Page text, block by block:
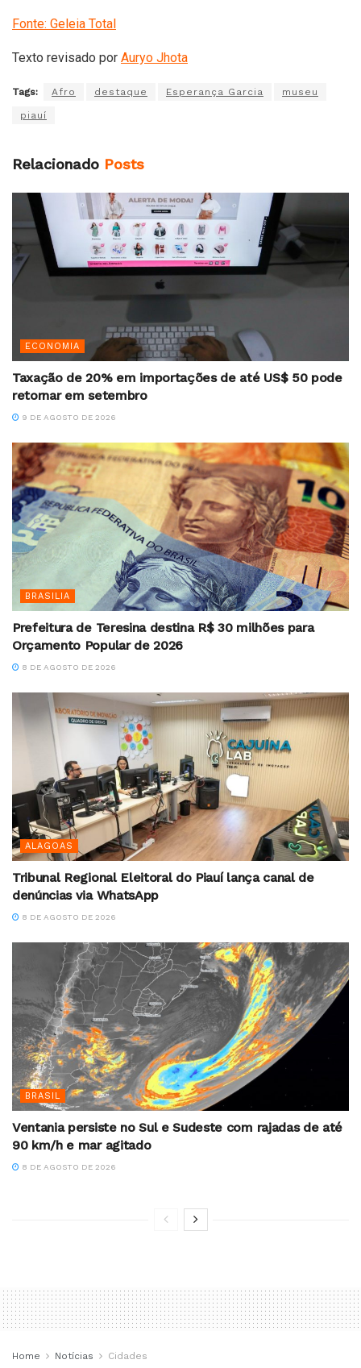
Fonte: Geleia Total
Texto revisado por Auryo Jhota
Tags: Afro destaque Esperança Garcia museu
piauí
Relacionado Posts
ECONOMIA
Taxação de 20% em importações de até US$ 50 pode
retornar em setembro
9 DE AGOSTO DE 2026
BRASILIA
Prefeitura de Teresina destina R$ 30 milhões para
Orçamento Popular de 2026
8 DE AGOSTO DE 2026
ALAGOAS
Tribunal Regional Eleitoral do Piauí lança canal de
denúncias via WhatsApp
8 DE AGOSTO DE 2026
BRASIL
Ventania persiste no Sul e Sudeste com rajadas de até
90 km/h e mar agitado
8 DE AGOSTO DE 2026
Home Notícias Cidades